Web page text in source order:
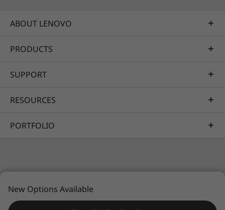
เมื่อทุกพิกเซลมีความสำคัญ
ENERGY STAR®8
Forest Stewardship Council
TCO 9.0
Volatile Organic Compounds (VOC)
ThinkShield Security
Firmware Trusted Platform Module (fTPM)
Facial recognition with Windows Hello (requires IR
ABOUT LENOVO
PRODUCTS
SUPPORT
RESOURCES
PORTFOLIO
ความเป็นส่วนตัว
แผนที่เว็บไซต์
New Options Available